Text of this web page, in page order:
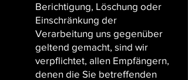
Berichtigung, Löschung oder
Einschränkung der
Verarbeitung uns gegenüber
geltend gemacht, sind wir
verpflichtet, allen Empfängern,
denen die Sie betreffenden